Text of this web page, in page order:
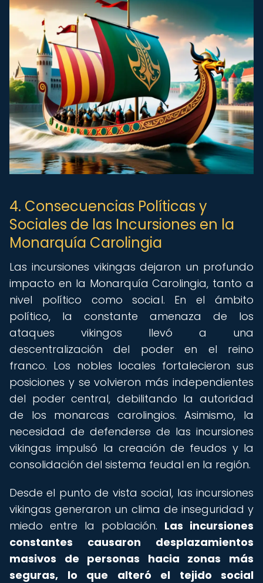
4. Consecuencias Políticas y
Sociales de las Incursiones en la
Monarquía Carolingia
Las incursiones vikingas dejaron un profundo
impacto en la Monarquía Carolingia, tanto a
nivel político como social. En el ámbito
político, la constante amenaza de los
ataques vikingos llevó a una
descentralización del poder en el reino
franco. Los nobles locales fortalecieron sus
posiciones y se volvieron más independientes
del poder central, debilitando la autoridad
de los monarcas carolingios. Asimismo, la
necesidad de defenderse de las incursiones
vikingas impulsó la creación de feudos y la
consolidación del sistema feudal en la región.
Desde el punto de vista social, las incursiones
vikingas generaron un clima de inseguridad y
miedo entre la población. Las incursiones
constantes causaron desplazamientos
masivos de personas hacia zonas más
seguras, lo que alteró el tejido social